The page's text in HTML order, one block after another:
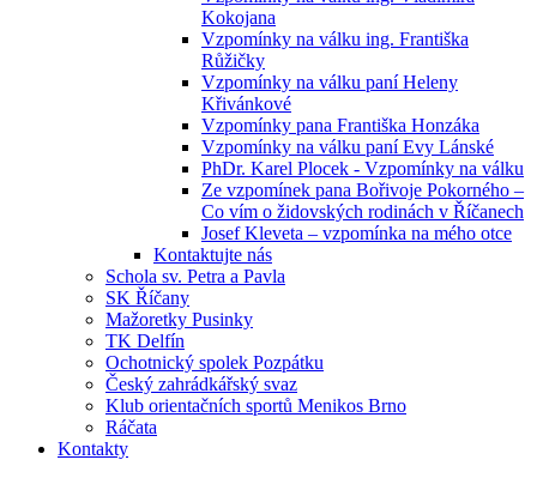
Kokojana
Vzpomínky na válku ing. Františka
Růžičky
Vzpomínky na válku paní Heleny
Křivánkové
Vzpomínky pana Františka Honzáka
Vzpomínky na válku paní Evy Lánské
PhDr. Karel Plocek - Vzpomínky na válku
Ze vzpomínek pana Bořivoje Pokorného –
Co vím o židovských rodinách v Říčanech
Josef Kleveta – vzpomínka na mého otce
Kontaktujte nás
Schola sv. Petra a Pavla
SK Říčany
Mažoretky Pusinky
TK Delfín
Ochotnický spolek Pozpátku
Český zahrádkářský svaz
Klub orientačních sportů Menikos Brno
Ráčata
Kontakty